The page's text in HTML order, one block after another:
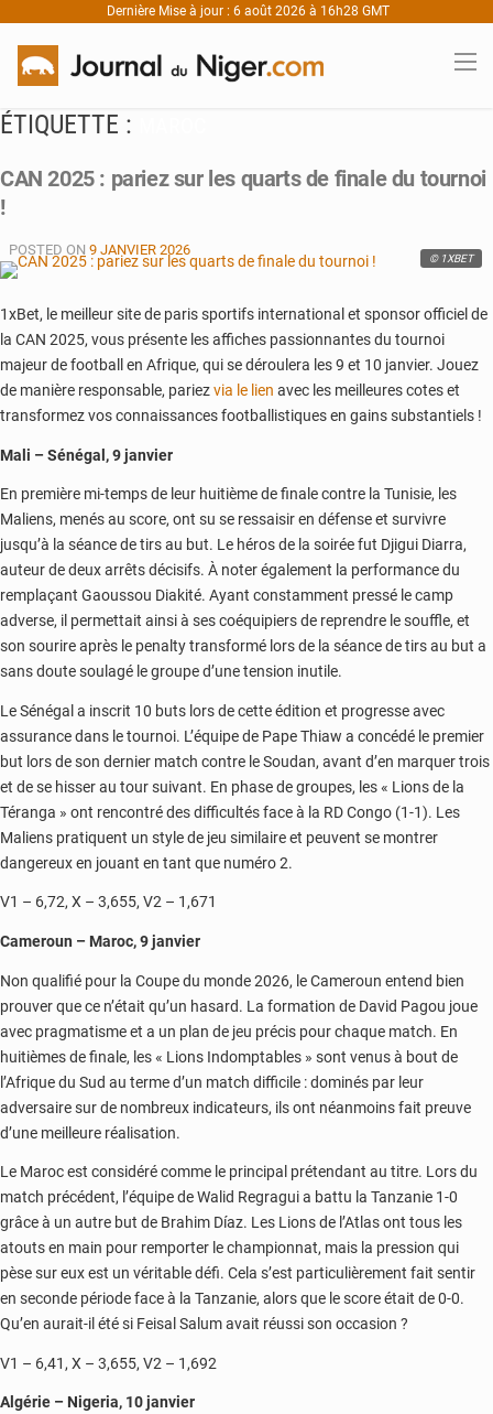
Dernière Mise à jour : 6 août 2026 à 16h28 GMT
ÉTIQUETTE :
CAN 2025 : pariez sur les quarts de finale du tournoi
!
POSTED ON 9 JANVIER 2026
© 1XBET
1xBet, le meilleur site de paris sportifs international et sponsor officiel de
la CAN 2025, vous présente les affiches passionnantes du tournoi
majeur de football en Afrique, qui se déroulera les 9 et 10 janvier. Jouez
de manière responsable, pariezvia le lien avec les meilleures cotes et
transformez vos connaissances footballistiques en gains substantiels !
Mali – Sénégal, 9 janvier
En première mi-temps de leur huitième de finale contre la Tunisie, les
Maliens, menés au score, ont su se ressaisir en défense et survivre
jusqu’à la séance de tirs au but. Le héros de la soirée fut Djigui Diarra,
auteur de deux arrêts décisifs. À noter également la performance du
remplaçant Gaoussou Diakité. Ayant constamment pressé le camp
adverse, il permettait ainsi à ses coéquipiers de reprendre le souffle, et
son sourire après le penalty transformé lors de la séance de tirs au but a
sans doute soulagé le groupe d’une tension inutile.
Le Sénégal a inscrit 10 buts lors de cette édition et progresse avec
assurance dans le tournoi. L’équipe de Pape Thiaw a concédé le premier
but lors de son dernier match contre le Soudan, avant d’en marquer trois
et de se hisser au tour suivant. En phase de groupes, les « Lions de la
Téranga » ont rencontré des difficultés face à la RD Congo (1-1). Les
Maliens pratiquent un style de jeu similaire et peuvent se montrer
dangereux en jouant en tant que numéro 2.
V1 – 6,72, X – 3,655, V2 – 1,671
Cameroun – Maroc, 9 janvier
Non qualifié pour la Coupe du monde 2026, le Cameroun entend bien
prouver que ce n’était qu’un hasard. La formation de David Pagou joue
avec pragmatisme et a un plan de jeu précis pour chaque match. En
huitièmes de finale, les « Lions Indomptables » sont venus à bout de
l’Afrique du Sud au terme d’un match difficile : dominés par leur
adversaire sur de nombreux indicateurs, ils ont néanmoins fait preuve
d’une meilleure réalisation.
Le Maroc est considéré comme le principal prétendant au titre. Lors du
match précédent, l’équipe de Walid Regragui a battu la Tanzanie 1-0
grâce à un autre but de Brahim Díaz. Les Lions de l’Atlas ont tous les
atouts en main pour remporter le championnat, mais la pression qui
pèse sur eux est un véritable défi. Cela s’est particulièrement fait sentir
en seconde période face à la Tanzanie, alors que le score était de 0-0.
Qu’en aurait-il été si Feisal Salum avait réussi son occasion ?
V1 – 6,41, X – 3,655, V2 – 1,692
Algérie – Nigeria, 10 janvier